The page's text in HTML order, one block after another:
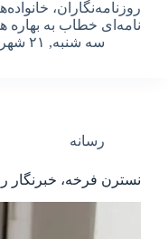
روزنامه‌نگاران،
نامه‌ای خطاب به
سه شنبه, ۲۱ شهریور ۱۴۰۲ – ۲۱:۱۰
رسانه
نسترن فرخه، خبرنگار